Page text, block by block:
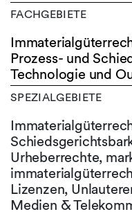
FACHGEBIETE
Prozess- und
Technologie und
SPEZIALGEBIETE
Urheberrechte,
Lizenzen,
Medien &